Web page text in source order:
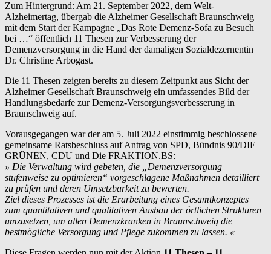
Zum Hintergrund: Am 21. September 2022, dem Welt-
Alzheimertag, übergab die Alzheimer Gesellschaft Braunschweig
mit dem Start der Kampagne „Das Rote Demenz-Sofa zu Besuch
bei …“ öffentlich 11 Thesen zur Verbesserung der
Demenzversorgung in die Hand der damaligen Sozialdezernentin
Dr. Christine Arbogast.
Die 11 Thesen zeigten bereits zu diesem Zeitpunkt aus Sicht der
Alzheimer Gesellschaft Braunschweig ein umfassendes Bild der
Handlungsbedarfe zur Demenz-Versorgungsverbesserung in
Braunschweig auf.
Vorausgegangen war der am 5. Juli 2022 einstimmig beschlossene
gemeinsame Ratsbeschluss auf Antrag von SPD, Bündnis 90/DIE
GRÜNEN, CDU und Die FRAKTION.BS:
» Die Verwaltung wird gebeten, die „Demenzversorgung
stufenweise zu optimieren“ vorgeschlagene Maßnahmen detailliert
zu prüfen und deren Umsetzbarkeit zu bewerten.
Ziel dieses Prozesses ist die Erarbeitung eines Gesamtkonzeptes
zum quantitativen und qualitativen Ausbau der örtlichen Strukturen
umzusetzen, um allen Demenzkranken in Braunschweig die
bestmögliche Versorgung und Pflege zukommen zu lassen. «